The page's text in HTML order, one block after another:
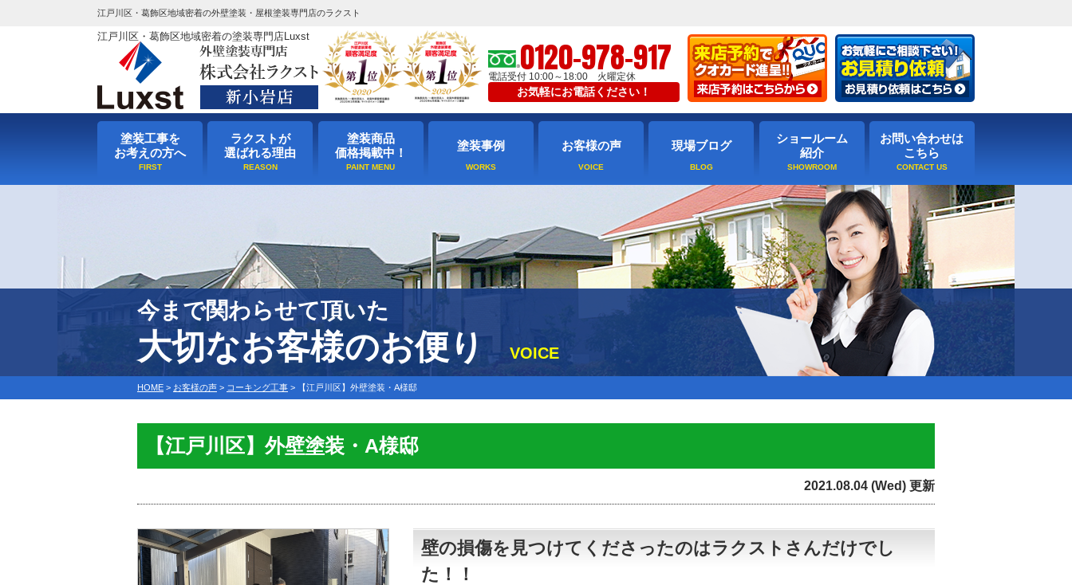
江戸川区・葛飾区地域密着の外壁塗装・屋根塗装専門店のラクスト
江戸川区・葛飾区地域密着の塗装専門店Luxst 0120-978-917
電話受付 10:00～18:00 火曜定休
お気軽にお電話ください！
塗装工事を
お考えの方へ
ラクストが
選ばれる理由
塗装商品
価格掲載中！
塗装事例 お客様の声 現場ブログ
ショールーム
紹介
お問い合わせは
こちら
今まで関わらせて頂いた
大切なお客様のお便り VOICE
HOME > お客様の声 > コーキング工事 > 【江戸川区】外壁塗装・A様邸
【江戸川区】外壁塗装・A様邸
2021.08.04 (Wed) 更新
壁の損傷を見つけてくださったのはラクストさんだけでし
た！！